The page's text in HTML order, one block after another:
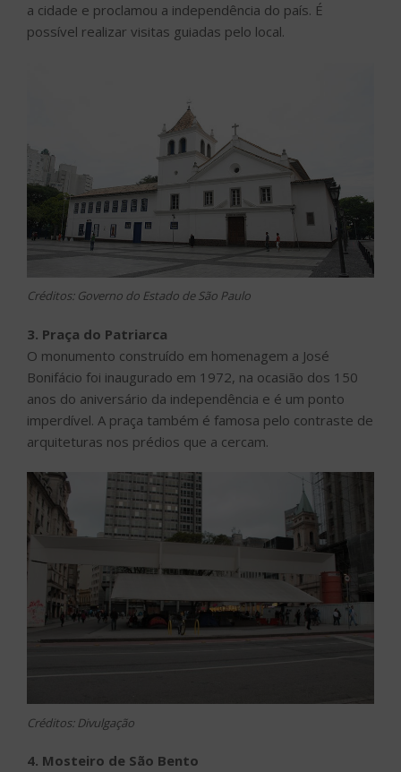
a cidade e proclamou a independência do país. É
possível realizar visitas guiadas pelo local.
Créditos: Governo do Estado de São Paulo
3. Praça do Patriarca
O monumento construído em homenagem a José
Bonifácio foi inaugurado em 1972, na ocasião dos 150
anos do aniversário da independência e é um ponto
imperdível. A praça também é famosa pelo contraste de
arquiteturas nos prédios que a cercam.
Créditos: Divulgação
4. Mosteiro de São Bento